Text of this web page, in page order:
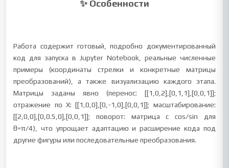
✨ Особенности
Работа содержит готовый, подробно документированный
код для запуска в Jupyter Notebook, реальные численные
примеры (координаты стрелки и конкретные матрицы
преобразований), а также визуализацию каждого этапа.
Матрицы заданы явно (перенос: [[1,0,2],[0,1,1],[0,0,1]];
отражение по X: [[1,0,0],[0,-1,0],[0,0,1]]; масштабирование:
[[2,0,0],[0,0.5,0],[0,0,1]]; поворот: матрица с cos/sin для
θ=π/4), что упрощает адаптацию и расширение кода под
другие фигуры или последовательные преобразования.